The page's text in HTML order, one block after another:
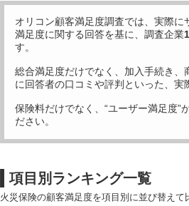
オリコン顧客満足度調査では、実際に
満足度に関する回答を基に、調査企業
す。
総合満足度だけでなく、加入手続き
に回答者の口コミや評判といった、
保険料だけでなく、“ユーザー満足度”
ださい。
項目別ランキング一覧
火災保険の顧客満足度を項目別に並び替え